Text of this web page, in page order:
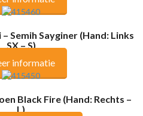
Semih Sayginer (Hand: Links
SX – S)
informatie
Black Fire (Hand: Rechts –
L)